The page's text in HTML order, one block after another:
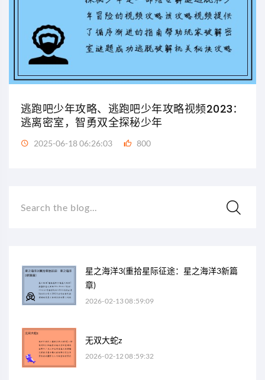
逃跑吧少年攻略、逃跑吧少年攻略视频2023：
逃离密室，智勇双全探秘少年
2025-06-18 06:26:03 800
Search the blog...
星之海洋3(重拾星际征途：星之海洋3新篇
章)
2026-02-13 08:59:09
无双大蛇z
2026-02-12 08:59:32